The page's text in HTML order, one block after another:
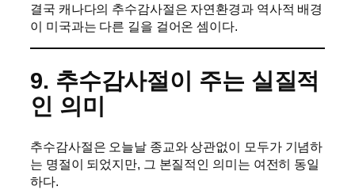
결국 캐나다의 추수감사절은 자연환경과 역사적 배경
이 미국과는 다른 길을 걸어온 셈이다.
9. 추수감사절이 주는 실질적
인 의미
추수감사절은 오늘날 종교와 상관없이 모두가 기념하
는 명절이 되었지만, 그 본질적인 의미는 여전히 동일
하다.